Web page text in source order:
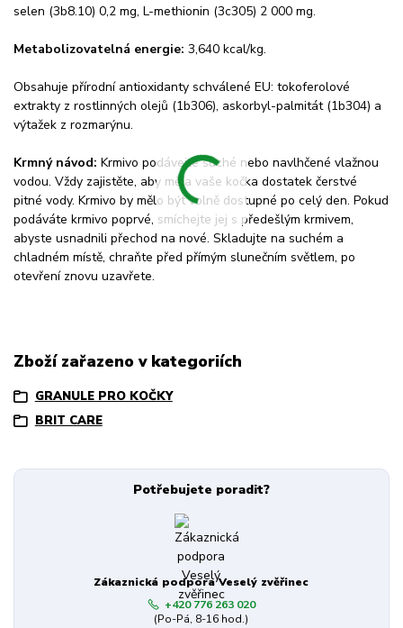
selen (3b8.10) 0,2 mg, L-methionin (3c305) 2 000 mg.
Metabolizovatelná energie: 3,640 kcal/kg.
Obsahuje přírodní antioxidanty schválené EU: tokoferolové
extrakty z rostlinných olejů (1b306), askorbyl-palmitát (1b304) a
výtažek z rozmarýnu.
Krmný návod: Krmivo podávejte suché nebo navlhčené vlažnou
vodou. Vždy zajistěte, aby měla vaše kočka dostatek čerstvé
pitné vody. Krmivo by mělo být volně dostupné po celý den. Pokud
podáváte krmivo poprvé, smíchejte jej s předešlým krmivem,
abyste usnadnili přechod na nové. Skladujte na suchém a
chladném místě, chraňte před přímým slunečním světlem, po
otevření znovu uzavřete.
Zboží zařazeno v kategoriích
GRANULE PRO KOČKY
BRIT CARE
Potřebujete poradit?
Zákaznická podpora Veselý zvěřinec
+420 776 263 020
(Po-Pá, 8-16 hod.)